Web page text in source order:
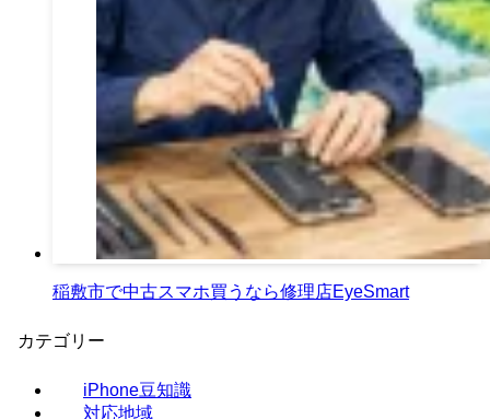
稲敷市で中古スマホ買うなら修理店EyeSmart
カテゴリー
iPhone豆知識
対応地域